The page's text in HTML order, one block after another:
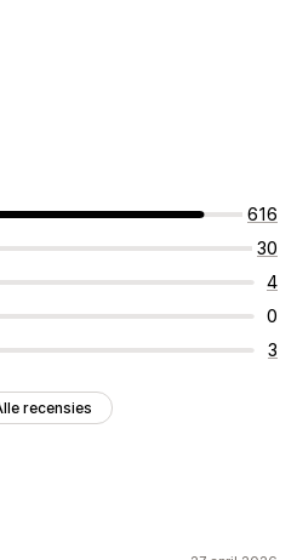
Pagina´s op maat Homepage
616
30
4
0
3
recensies